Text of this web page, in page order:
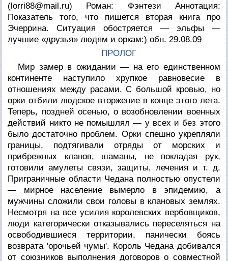
(lorri88@mail.ru) Роман: Фэнтези
Аннотация:
Показатель того, что пишется вторая книга про
Эчеррина. Ситуация обостряется — эльфы —
лучшие «друзья» людям и оркам:) обн. 29.08.09
ПРОЛОГ
Мир замер в ожидании — на его единственном
континенте наступило хрупкое равновесие в
отношениях между расами. С большой кровью, но
орки отбили людское вторжение в конце этого лета.
Теперь, поздней осенью, о возобновлении военных
действий никто не помышлял — у всех и без этого
было достаточно проблем. Орки спешно укрепляли
границы, подтягивали отряды от морских и
прибрежных кланов, шаманы, не покладая рук,
готовили амулеты связи, защиты, лечения и т. д.
Приграничные области Чедана полностью опустели
— мирное население вымерло в эпидемию, а
мужчины сложили свои головы в клановых землях.
Несмотря на все усилия королевских вербовщиков,
люди категорически отказывались переселяться на
освободившиеся территории, панически боясь
возврата 'орочьей чумы'. Король Чедана добивался
от союзников выполнения договоров о совместной